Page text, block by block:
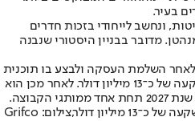
בעיר.
117 חדרים, מהם 42 סוויטות, ונחשב לייחודי בזכות חדרים
מדובר בבניין היסטורי שנבנה
השלמת העסקה ולבצע בו תוכנית
שיפוץ, חידוש ומיצוב מקיפה בהשקעה של כ־13 מיליון דולר. לאחר מכן הוא
הקבוצה.
בפתאל מתכננים שיפוץ מקיף בהשקעה של כ־13 מיליון דולר,צילום: Grifco